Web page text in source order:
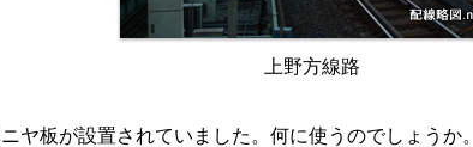
上野方線路
ヤ板が設置されていました。何に使うのでしょうか。